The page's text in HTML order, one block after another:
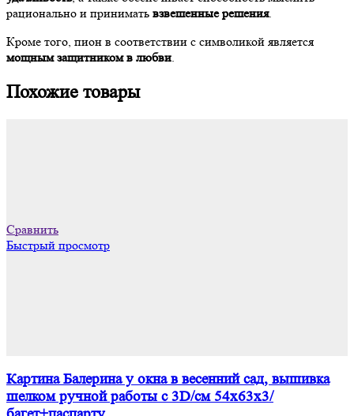
рационально и принимать взвешенные решения.
Кроме того, пион в соответствии с символикой является
мощным защитником в любви.
Похожие товары
Сравнить
Быстрый просмотр
Картина Балерина у окна в весенний сад, вышивка
шелком ручной работы с 3D/см 54х63х3/